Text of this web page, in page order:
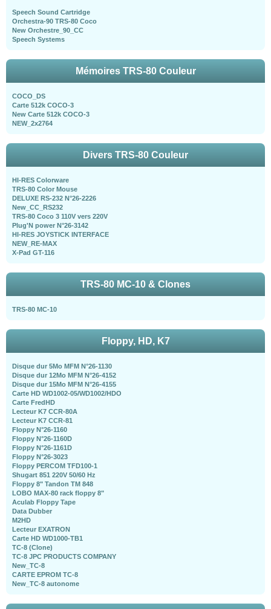
Speech Sound Cartridge
Orchestra-90 TRS-80 Coco
New Orchestre_90_CC
Speech Systems
Mémoires TRS-80 Couleur
COCO_DS
Carte 512k COCO-3
New Carte 512k COCO-3
NEW_2x2764
Divers TRS-80 Couleur
HI-RES Colorware
TRS-80 Color Mouse
DELUXE RS-232 N°26-2226
New_CC_RS232
TRS-80 Coco 3 110V vers 220V
Plug'N power N°26-3142
HI-RES JOYSTICK INTERFACE
NEW_RE-MAX
X-Pad GT-116
TRS-80 MC-10 & Clones
TRS-80 MC-10
Floppy, HD, K7
Disque dur 5Mo MFM N°26-1130
Disque dur 12Mo MFM N°26-4152
Disque dur 15Mo MFM N°26-4155
Carte HD WD1002-05/WD1002/HDO
Carte FredHD
Lecteur K7 CCR-80A
Lecteur K7 CCR-81
Floppy N°26-1160
Floppy N°26-1160D
Floppy N°26-1161D
Floppy N°26-3023
Floppy PERCOM TFD100-1
Shugart 851 220V 50/60 Hz
Floppy 8" Tandon TM 848
LOBO MAX-80 rack floppy 8"
Aculab Floppy Tape
Data Dubber
M2HD
Lecteur EXATRON
Carte HD WD1000-TB1
TC-8 (Clone)
TC-8 JPC PRODUCTS COMPANY
New_TC-8
CARTE EPROM TC-8
New_TC-8 autonome